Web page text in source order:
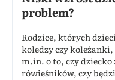
problem?
Rodzice, których
koledzy czy koleżanki,
m.in. o to, czy dziecko
rówieśników, czy